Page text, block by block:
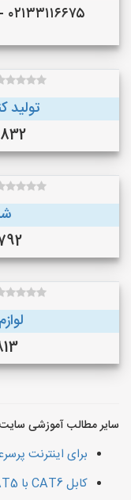
تولید
سایر مطالب آموزشی
برای اینترنت
کابل CAT6 با CAT5 چه فرقی داره